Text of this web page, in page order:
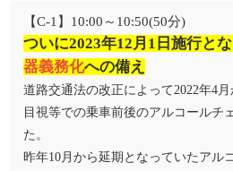
【C-1】10:00～10:50(50分)
ついに2023年12月1日施行と
器義務化への備え
道路交通法の改正によって2022年4月
目視等での乗車前後のアルコールチ
た。
昨年10月から延期となっていたアル